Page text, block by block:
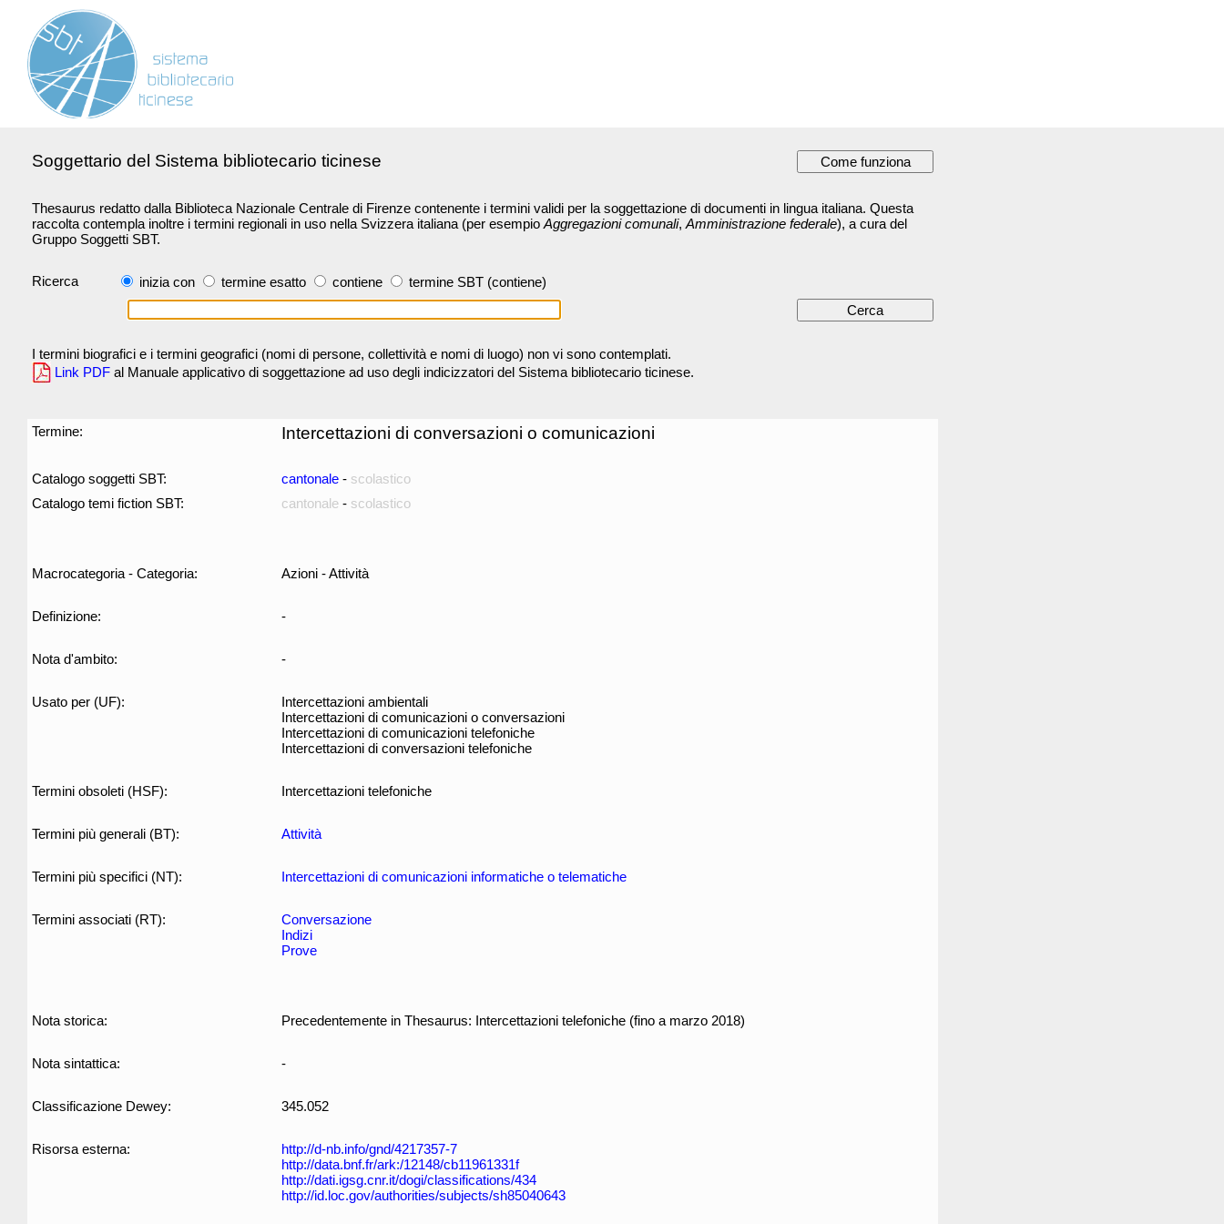
Soggettario del Sistema bibliotecario ticinese
Thesaurus redatto dalla Biblioteca Nazionale Centrale di Firenze contenente i termini validi per la soggettazione di documenti in lingua italiana. Questa
raccolta contempla inoltre i termini regionali in uso nella Svizzera italiana (per esempio Aggregazioni comunali, Amministrazione federale), a cura del
Gruppo Soggetti SBT.
Ricerca inizia con termine esatto contiene termine SBT (contiene)
I termini biografici e i termini geografici (nomi di persone, collettività e nomi di luogo) non vi sono contemplati.
Link PDF al Manuale applicativo di soggettazione ad uso degli indicizzatori del Sistema bibliotecario ticinese.
Termine: Intercettazioni di conversazioni o comunicazioni
Catalogo soggetti SBT: cantonale - scolastico
Catalogo temi fiction SBT:
cantonale - scolastico
Macrocategoria - Categoria: Azioni - Attività
Definizione: -
Nota d'ambito: -
Usato per (UF):
Intercettazioni ambientali
Intercettazioni di comunicazioni o conversazioni
Intercettazioni di comunicazioni telefoniche
Intercettazioni di conversazioni telefoniche
Termini obsoleti (HSF): Intercettazioni telefoniche
Termini più generali (BT): Attività
Termini più specifici (NT): Intercettazioni di comunicazioni informatiche o telematiche
Termini associati (RT):
Conversazione
Indizi
Prove
Nota storica: Precedentemente in Thesaurus: Intercettazioni telefoniche (fino a marzo 2018)
Nota sintattica: -
Classificazione Dewey: 345.052
Risorsa esterna:
http://d-nb.info/gnd/4217357-7
http://data.bnf.fr/ark:/12148/cb11961331f
http://dati.igsg.cnr.it/dogi/classifications/434
http://id.loc.gov/authorities/subjects/sh85040643